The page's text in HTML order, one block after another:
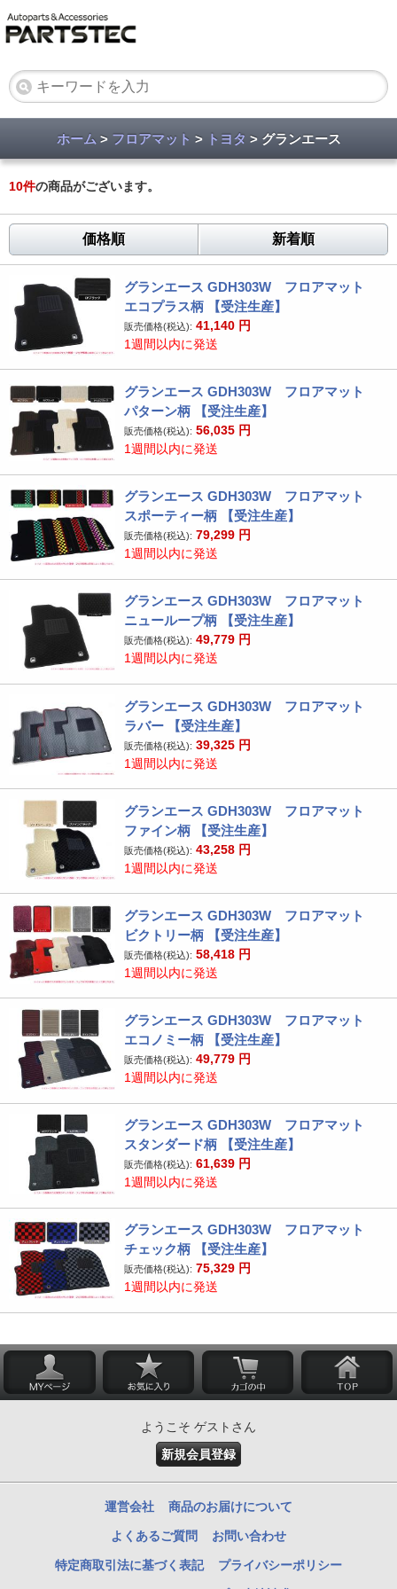
ホーム > フロアマット > トヨタ > グランエース
10件の商品がございます。
価格順 新着順
グランエース GDH303W フロアマット
エコプラス柄 【受注生産】
販売価格(税込): 41,140 円
1週間以内に発送
グランエース GDH303W フロアマット
パターン柄 【受注生産】
販売価格(税込): 56,035 円
1週間以内に発送
グランエース GDH303W フロアマット
スポーティー柄 【受注生産】
販売価格(税込): 79,299 円
1週間以内に発送
グランエース GDH303W フロアマット
ニューループ柄 【受注生産】
販売価格(税込): 49,779 円
1週間以内に発送
グランエース GDH303W フロアマット
ラバー 【受注生産】
販売価格(税込): 39,325 円
1週間以内に発送
グランエース GDH303W フロアマット
ファイン柄 【受注生産】
販売価格(税込): 43,258 円
1週間以内に発送
グランエース GDH303W フロアマット
ビクトリー柄 【受注生産】
販売価格(税込): 58,418 円
1週間以内に発送
グランエース GDH303W フロアマット
エコノミー柄 【受注生産】
販売価格(税込): 49,779 円
1週間以内に発送
グランエース GDH303W フロアマット
スタンダード柄 【受注生産】
販売価格(税込): 61,639 円
1週間以内に発送
グランエース GDH303W フロアマット
チェック柄 【受注生産】
販売価格(税込): 75,329 円
1週間以内に発送
ようこそ ゲストさん
新規会員登録
運営会社 商品のお届けについて
よくあるご質問 お問い合わせ
特定商取引法に基づく表記 プライバシーポリシー